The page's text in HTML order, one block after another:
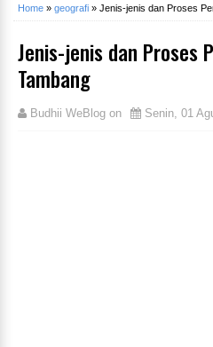
Home » geografi » Jenis-jenis dan Proses
Jenis-jenis dan Proses
Tambang
Budhii WeBlog on Senin, 01